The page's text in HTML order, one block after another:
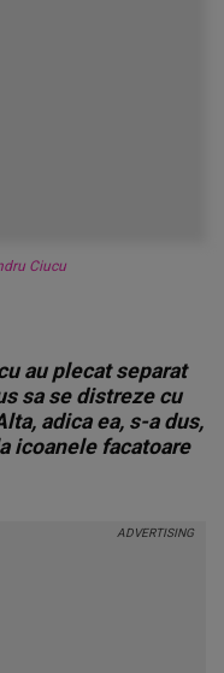
Ciucu
au plecat separat
sa se distreze cu
adica ea, s-a dus,
icoanele facatoare